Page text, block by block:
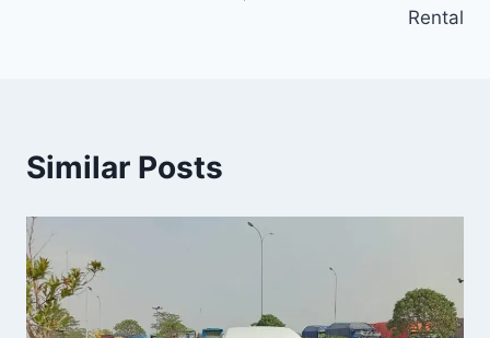
Rental
Similar Posts